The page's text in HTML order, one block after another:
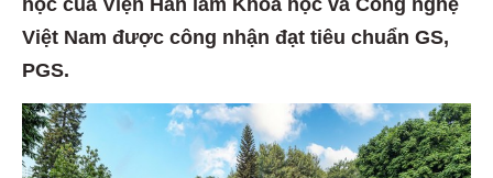
Việt Nam được công nhận đạt tiêu chuẩn GS,
PGS.